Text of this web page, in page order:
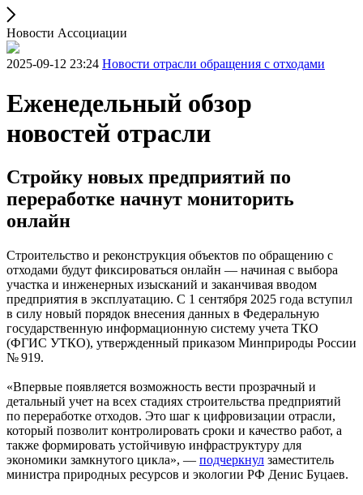
Новости Ассоциации
2025-09-12 23:24 Новости отрасли обращения с отходами
Еженедельный обзор
новостей отрасли
Стройку новых предприятий по
переработке начнут мониторить
онлайн
Строительство и реконструкция объектов по обращению с
отходами будут фиксироваться онлайн — начиная с выбора
участка и инженерных изысканий и заканчивая вводом
предприятия в эксплуатацию. С 1 сентября 2025 года вступил
в силу новый порядок внесения данных в Федеральную
государственную информационную систему учета ТКО
(ФГИС УТКО), утвержденный приказом Минприроды России
№ 919.
«Впервые появляется возможность вести прозрачный и
детальный учет на всех стадиях строительства предприятий
по переработке отходов. Это шаг к цифровизации отрасли,
который позволит контролировать сроки и качество работ, а
также формировать устойчивую инфраструктуру для
экономики замкнутого цикла», — подчеркнул заместитель
министра природных ресурсов и экологии РФ Денис Буцаев.